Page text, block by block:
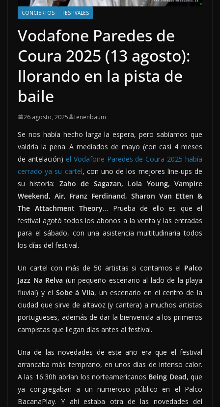
CONCIERTOS FESTIVALES
Vodafone Paredes de
Coura 2025 (13 agosto):
llorando en la pista de
baile
26 agosto, 2025 tenenbaum
Se nos había hecho larga la espera, pero sabíamos que
valdría la pena. A mediados de mayo (con casi 4 meses
de antelación) el Vodafone Paredes de Coura 2025 había
cerrado ya su cartel, con uno de los mejores line-ups de
su historia: Zaho de Sagazan, Lola Young, Vampire
Weekend, Air, Franz Ferdinand, Sharon Van Etten &
The Attachment Theory… Prueba de ello es que el
festival agotó todos los abonos a la venta y las entradas
para el sábado, con una asistencia multitudinaria todos
los días del festival.
Un cartel con más de 50 artistas si contamos el Palco
Jazz Na Relva (un pequeño escenario al lado de la playa
fluvial) y el Sobe à Vila, un escenario en el centro de la
ciudad que sirve de altavoz (y cantera) a muchos artistas
portugueses, además de dar la bienvenida a los primeros
campistas que llegan días antes al festival.
Una de las novedades de este año era que el festival
arrancaba más temprano, en unos días de intenso calor.
A las 16:30h abrían los norteamericanos Being Dead, que
ya congregaban a un numeroso público en el Palco
BacanaPlay. Y ahí estaba otra de las novedades del